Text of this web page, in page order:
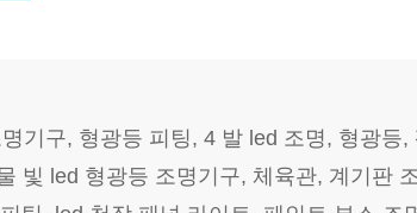
기구, 형광등 피팅, 4 발 led 조명, 형광등
빛 led 형광등 조명기구, 체육관, 계기판